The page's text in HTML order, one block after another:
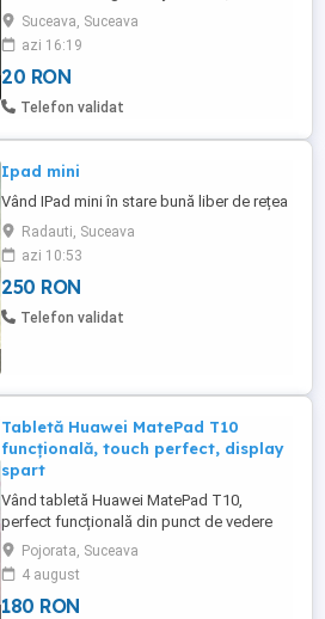
garantie, fara factura. Pretul nu include
taxele postale si taxa ramburs pentru
expedierea prin curierat. Predare
personala in Suceava sau prin Posta
Romana/curier rapid, cu plata ramburs.
Suceava, Suceava
azi 16:19
20 RON
Telefon validat
Ipad mini
Vând IPad mini în stare bună liber de rețea
Radauti, Suceava
azi 10:53
250 RON
Telefon validat
Tabletă Huawei MatePad T10
funcțională, touch perfect, display
spart
Vând tabletă Huawei MatePad T10,
perfect funcțională din punct de vedere
tehnic. Tableta pornește și funcționează
normal, iar touch-ul răspunde pe toată
suprafața ecranului, inclusiv în colțuri.
Prezintă însă următoarele defecte
Pojorata, Suceava
4 august
180 RON